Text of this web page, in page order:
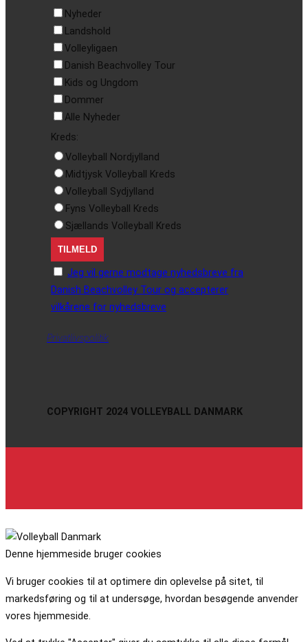
Nyheder
Landshold
Volleyligaen
Danish Beachvolley Tour
Kids og Ungdom
Dommer
Alle Nyheder
Kreds:
Volleyball Nordjylland
Midtjysk Volleyball Kreds
Volleyball Sydjylland
Fyns Volleyball Kreds
Sjællands Volleyball Kreds
Jeg vil gerne modtage nyhedsbreve fra
Danish Beachvolley Tour og accepterer
vilkårene for nyhedsbreve
Privatlivspolitik
COPYRIGHT 2024 VOLLEYBALL DANMARK
Denne hjemmeside bruger cookies
Vi bruger cookies til at optimere din oplevelse på sitet, til
markedsføring og til at undersøge, hvordan besøgende anvender
vores hjemmeside.